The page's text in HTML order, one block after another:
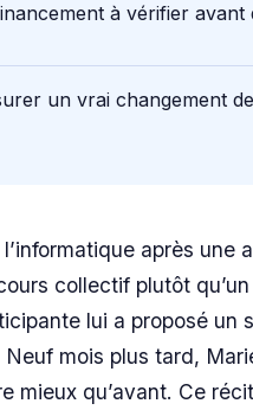
à vérifier avant
un vrai changement
après une
collectif plutôt
lui a proposé un
mois plus tard,
mieux qu’avant. Ce